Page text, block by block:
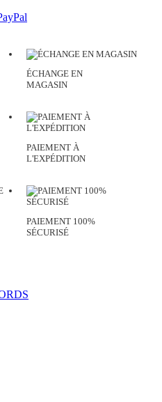
ÉCHANGE EN
MAGASIN
PAIEMENT À
L'EXPÉDITION
PAIEMENT 100%
SÉCURISÉ